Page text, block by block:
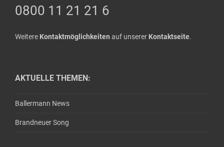
0800 11 21 21 6
Weitere Kontaktmöglichkeiten auf unserer Kontaktseite.
AKTUELLE THEMEN:
Ballermann News
Brandneuer Song